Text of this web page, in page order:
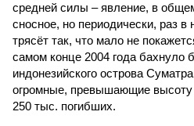
средней силы – явление, в
сносное, но периодически, раз в
трясёт так, что мало не
самом конце 2004 года бахнуло
индонезийского острова
огромные, превышающие высоту
250 тыс. погибших.